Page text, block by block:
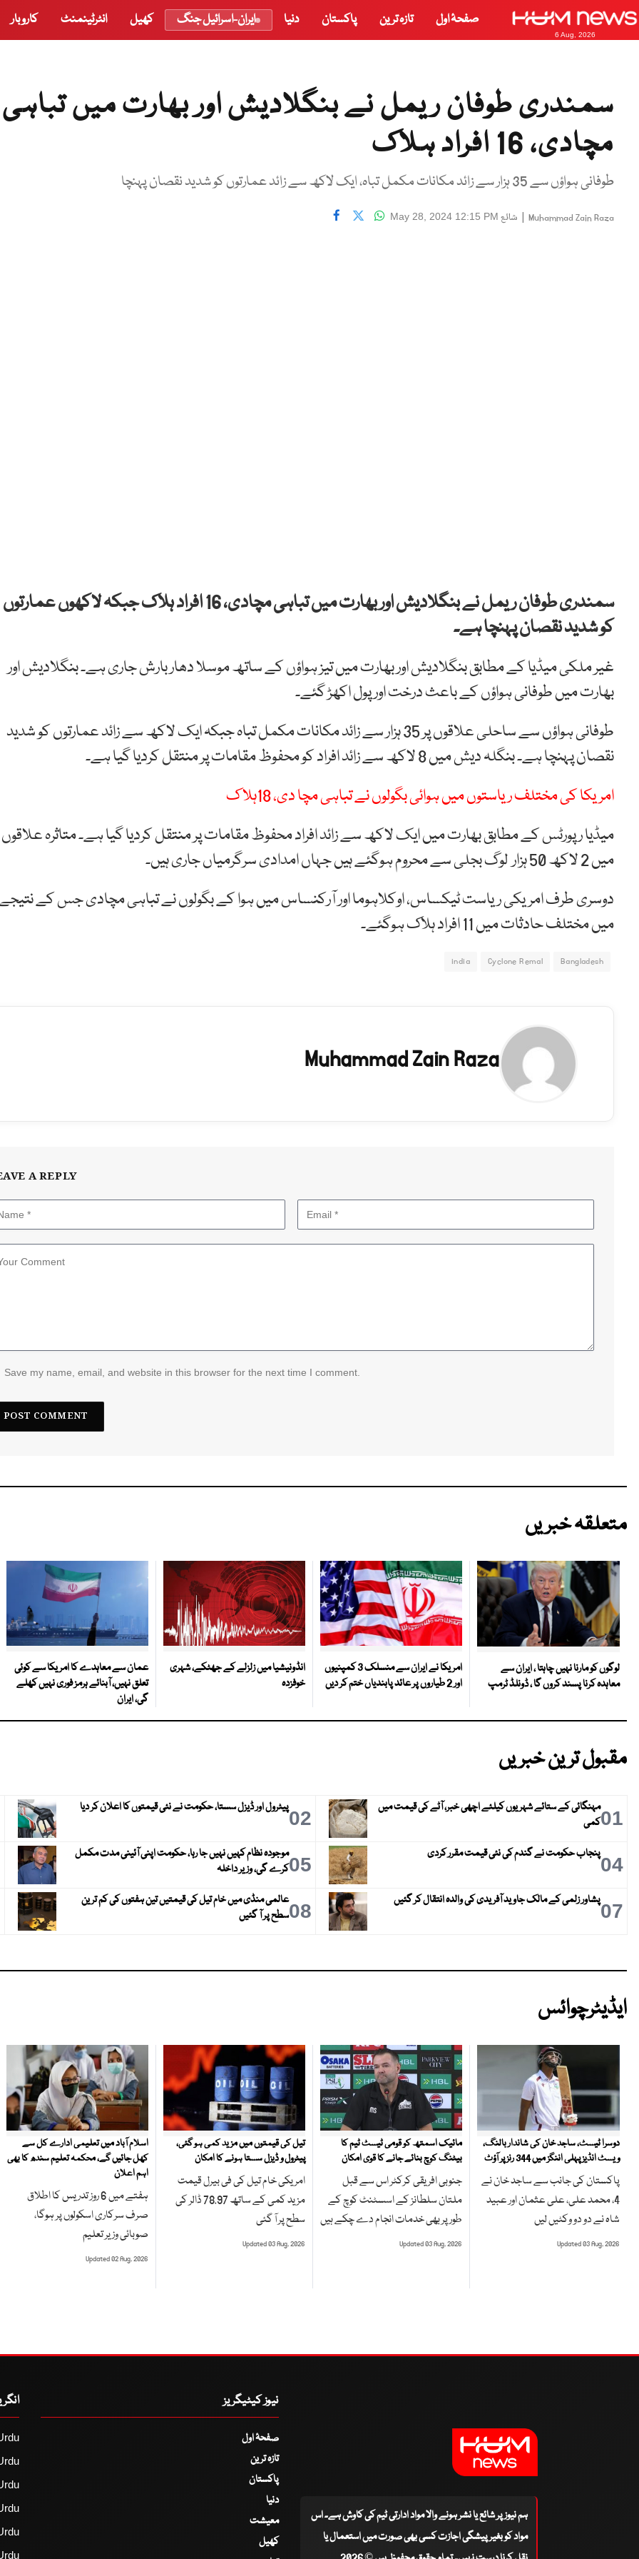
6 Aug, 2026
صفحۂ اول تازہ ترین پاکستان دنیا ایران-اسرائیل جنگ کھیل انٹرٹینمنٹ کاروبار
سمندری طوفان ریمل نے بنگلادیش اور بھارت میں تباہی
مچادی، 16 افراد ہلاک
طوفانی ہواؤں سے 35 ہزار سے زائد مکانات مکمل تباہ، ایک لاکھ سے زائد عمارتوں کو شدید نقصان پہنچا
Muhammad Zain Raza
| شائع May 28, 2024 12:15 PM
سمندری طوفان ریمل نے بنگلادیش اور بھارت میں تباہی مچادی، 16 افراد ہلاک جبکہ لاکھوں عمارتوں
کو شدید نقصان پہنچا ہے۔
غیر ملکی میڈیا کے مطابق بنگلادیش اور بھارت میں تیز ہواؤں کے ساتھ موسلا دھار بارش جاری ہے۔ بنگلادیش اور
بھارت میں طوفانی ہواؤں کے باعث درخت اور پول اکھڑ گئے۔
طوفانی ہواؤں سے ساحلی علاقوں پر 35 ہزار سے زائد مکانات مکمل تباہ جبکہ ایک لاکھ سے زائد عمارتوں کو شدید
نقصان پہنچا ہے۔ بنگلہ دیش میں 8 لاکھ سے زائد افراد کو محفوظ مقامات پر منتقل کردیا گیا ہے۔
امریکا کی مختلف ریاستوں میں ہوائی بگولوں نے تباہی مچا دی، 18ہلا ک
میڈیا رپورٹس کے مطابق بھارت میں ایک لاکھ سے زائد افراد محفوظ مقامات پر منتقل کردیا گیا ہے۔ متاثرہ علاقوں
میں 2 لاکھ 50 ہزار لوگ بجلی سے محروم ہوگئے ہیں جہاں امدادی سرگرمیاں جاری ہیں۔
دوسری طرف امریکی ریاست ٹیکساس، اوکلاہوما اور آرکنساس میں ہوا کے بگولوں نے تباہی مچادی جس کے
میں مختلف حادثات میں 11 افراد ہلاک ہوگئے۔
Bangladesh
Cyclone Remal
india
Muhammad Zain Raza
A REPLY
Save my name, email, and website in this browser for the next time I comment.
متعلقہ خبریں
لوگوں کو مارنا نہیں چاہتا ، ایران سے
معاہدہ کرنا پسند کروں گا ، ڈونلڈ ٹرمپ
امریکا نے ایران سے منسلک 3 کمپنیوں
اور 2 طیاروں پر عائد پابندیاں ختم کر دیں
انڈونیشیا میں زلزلے کے جھٹکے، شہری
خوفزدہ
عمان سے معاہدے کا امریکا سے کوئی
تعلق نہیں، آبنائے ہرمز فوری نہیں کھلے
گی، ایران
مقبول ترین خبریں
01مہنگائی کے ستائے شہریوں کیلئے اچھی خبر، آٹے کی قیمت میں
کمی
02پیٹرول اور ڈیزل سستا، حکومت نے نئی قیمتوں کا اعلان کر دیا
04پنجاب حکومت نے گندم کی نئی قیمت مقرر کردی 05موجودہ نظام کہیں نہیں جا رہا، حکومت اپنی آئینی مدت مکمل
کرے گی، وزیر داخلہ
07پشاور زلمی کے مالک جاوید آفریدی کی والدہ انتقال کر گئیں 08عالمی منڈی میں خام تیل کی قیمتیں تین ہفتوں کی کم ترین
سطح پر آ گئیں
ایڈیٹرچوائس
دوسرا ٹیسٹ، ساجد خان کی شاندار بالنگ،
ویسٹ انڈیز پہلی اننگز میں 344 رنز پر آؤٹ
پاکستان کی جانب سے ساجد خان نے
4، محمد علی، علی عثمان اور عبید
شاہ نے دو دو وکٹیں لیں
Updated 03 Aug, 2026
مائیک اسمتھ کو قومی ٹیسٹ ٹیم کا
بیٹنگ کوچ بنائے جانے کا قوی امکان
جنوبی افریقی کرکٹر اس سے قبل
ملتان سلطانز کے اسسٹنٹ کوچ کے
طور پر بھی خدمات انجام دے چکے ہیں
Updated 03 Aug, 2026
تیل کی قیمتوں میں مزید کمی ہو گئی،
پیٹرول و ڈیزل سستا ہونے کا امکان
امریکی خام تیل کی فی بیرل قیمت
مزید کمی کے ساتھ 78.97 ڈالر کی
سطح پر آ گئی
Updated 03 Aug, 2026
اسلام آباد میں تعلیمی ادارے کل سے
کھل جائیں گے، محکمہ تعلیم سندھ کا بھی
اہم اعلان
ہفتے میں 6 روز تدریس کا اطلاق
صرف سرکاری اسکولوں پر ہوگا،
صوبائی وزیر تعلیم
Updated 02 Aug, 2026
ہم نیوز پر شائع یا نشر ہونے والا مواد ادارتی ٹیم کی کاوش ہے۔ اس
مواد کو بغیر پیشگی اجازت کسی بھی صورت میں استعمال یا
نیوز کیٹیگریز
صفحۂ اول
تازہ ترین
پاکستان
دنیا
معیشت
کھیل